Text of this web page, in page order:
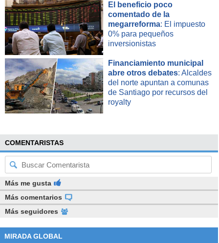
El beneficio poco
comentado de la
megarreforma: El impuesto
0% para pequeños
inversionistas
Financiamiento municipal
abre otros debates: Alcaldes
del norte apuntan a comunas
de Santiago por recursos del
royalty
COMENTARISTAS
Más me gusta
Más comentarios
Más seguidores
MIRADA GLOBAL